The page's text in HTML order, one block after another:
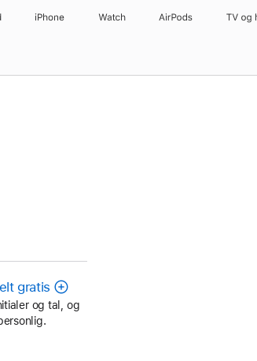
iPhone Watch AirPods TV og
gratis
og tal, og